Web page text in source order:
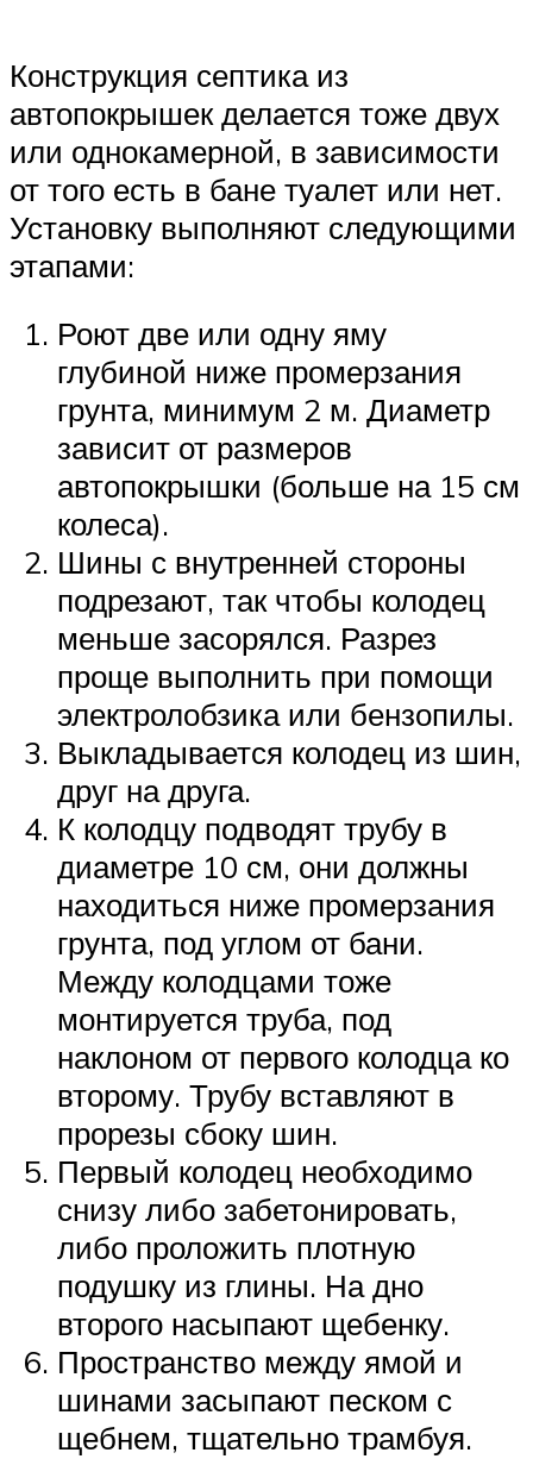
Конструкция септика из
автопокрышек делается тоже двух
или однокамерной, в зависимости
от того есть в бане туалет или нет.
Установку выполняют следующими
этапами:
Роют две или одну яму
глубиной ниже промерзания
грунта, минимум 2 м. Диаметр
зависит от размеров
автопокрышки (больше на 15 см
колеса).
Шины с внутренней стороны
подрезают, так чтобы колодец
меньше засорялся. Разрез
проще выполнить при помощи
электролобзика или бензопилы.
Выкладывается колодец из шин,
друг на друга.
К колодцу подводят трубу в
диаметре 10 см, они должны
находиться ниже промерзания
грунта, под углом от бани.
Между колодцами тоже
монтируется труба, под
наклоном от первого колодца ко
второму. Трубу вставляют в
прорезы сбоку шин.
Первый колодец необходимо
снизу либо забетонировать,
либо проложить плотную
подушку из глины. На дно
второго насыпают щебенку.
Пространство между ямой и
шинами засыпают песком с
щебнем, тщательно трамбуя.